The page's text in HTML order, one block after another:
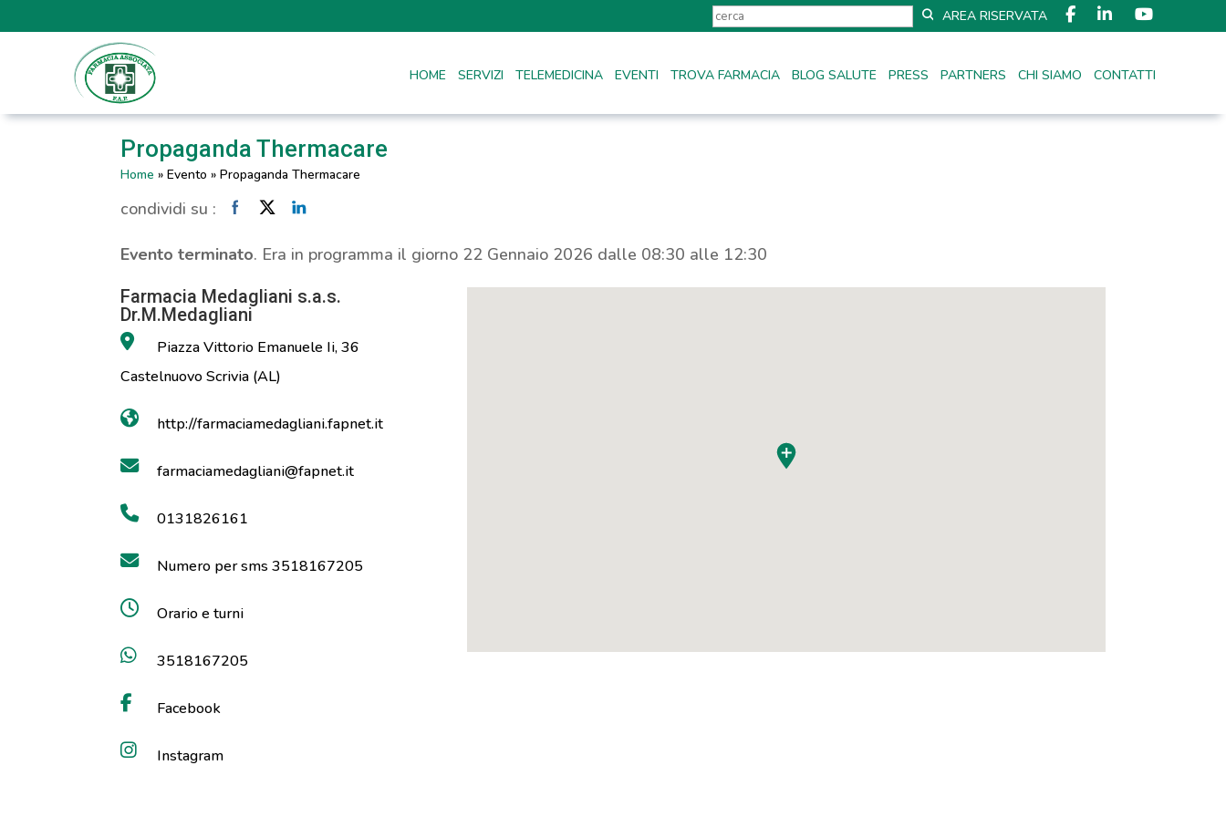
AREA RISERVATA
HOME SERVIZI TELEMEDICINA EVENTI TROVA FARMACIA BLOG SALUTE PRESS PARTNERS CHI SIAMO CONTATTI
Propaganda Thermacare
Home » Evento » Propaganda Thermacare
condividi su :
Evento terminato. Era in programma il giorno 22 Gennaio 2026 dalle 08:30 alle 12:30
Farmacia Medagliani s.a.s.
Dr.M.Medagliani
Piazza Vittorio Emanuele Ii, 36
Castelnuovo Scrivia (AL)
http://farmaciamedagliani.fapnet.it
farmaciamedagliani@fapnet.it
0131826161
Numero per sms 3518167205
Orario e turni
3518167205
Facebook
Instagram